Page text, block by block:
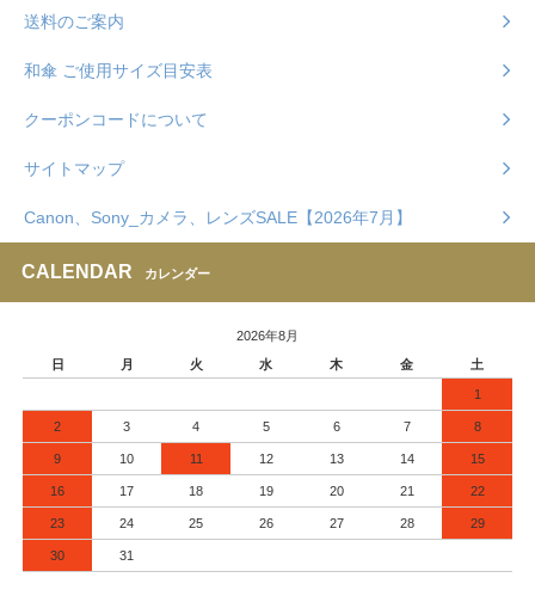
送料のご案内
和傘 ご使用サイズ目安表
クーポンコードについて
サイトマップ
Canon、Sony_カメラ、レンズSALE【2026年7月】
CALENDAR カレンダー
2026年8月
日
月 火 水 木 金 土
1
2 3 4 5 6 7 8
9 10 11 12 13 14 15
16 17 18 19 20 21 22
23 24 25 26 27 28 29
30 31